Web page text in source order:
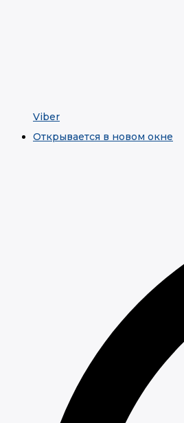
Viber
Открывается в новом окне